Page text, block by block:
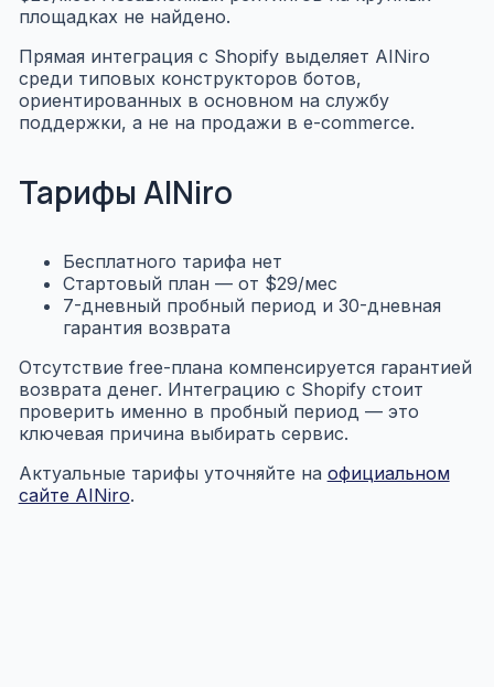
площадках не найдено.
Прямая интеграция с Shopify выделяет AINiro
среди типовых конструкторов ботов,
ориентированных в основном на службу
поддержки, а не на продажи в e-commerce.
Тарифы AINiro
Бесплатного тарифа нет
Стартовый план — от $29/мес
7-дневный пробный период и 30-дневная
гарантия возврата
Отсутствие free-плана компенсируется гарантией
возврата денег. Интеграцию с Shopify стоит
проверить именно в пробный период — это
ключевая причина выбирать сервис.
Актуальные тарифы уточняйте на официальном
сайте AINiro.